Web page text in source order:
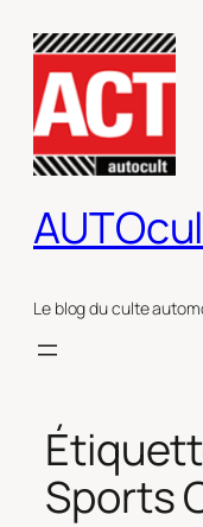
contenu
Le blog du culte
Sports